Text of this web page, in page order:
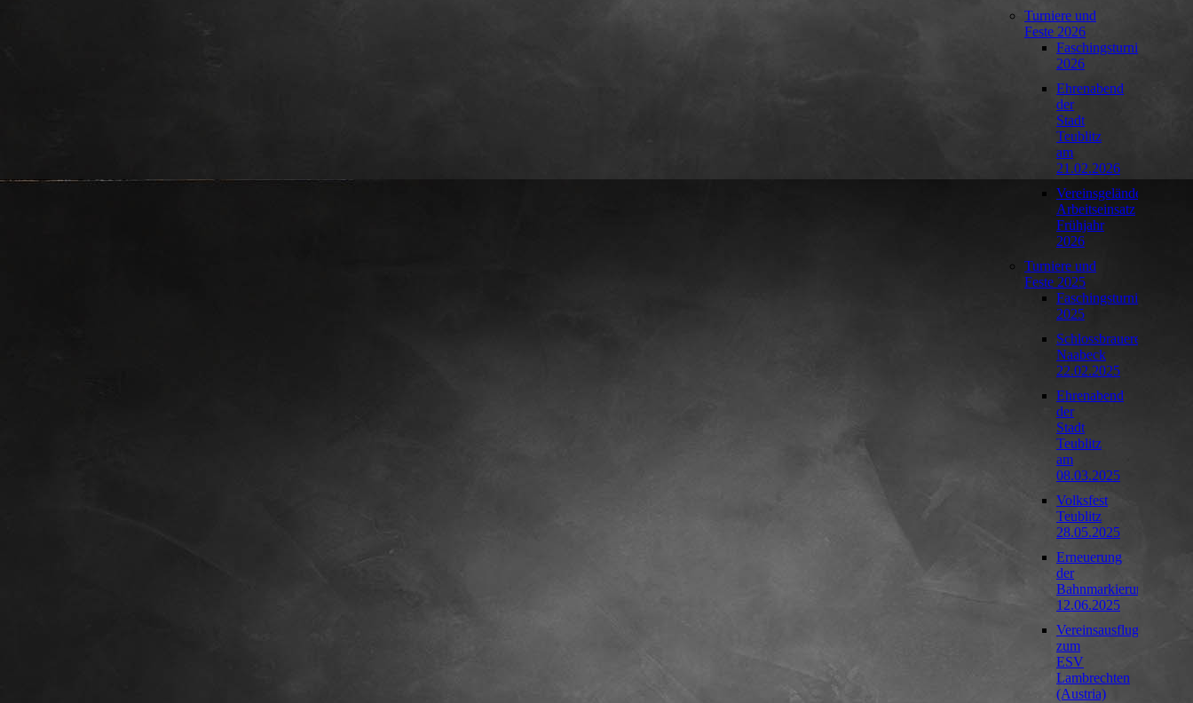
Turniere und
Feste 2026
Faschingsturnier
2026
Ehrenabend
der
Stadt
Teublitz
am
21.02.2026
Vereinsgelände
Arbeitseinsatz
Frühjahr
2026
Turniere und
Feste 2025
Faschingsturnier
2025
Schlossbrauerei
Naabeck
22.02.2025
Ehrenabend
der
Stadt
Teublitz
am
08.03.2025
Volksfest
Teublitz
28.05.2025
Erneuerung
der
Bahnmarkierung
12.06.2025
Vereinsausflug
zum
ESV
Lambrechten
(Austria)